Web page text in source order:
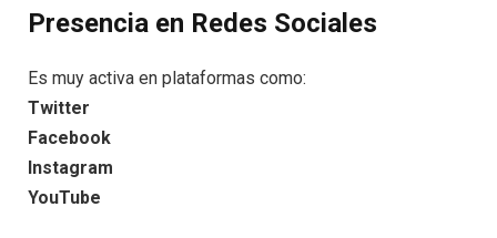
Presencia en Redes Sociales
Es muy activa en plataformas como:
Twitter
Facebook
Instagram
YouTube